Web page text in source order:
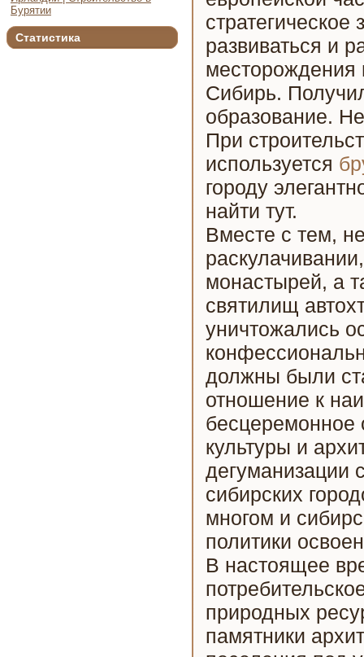
Бурятии
Статистика
развиваться и
месторождения
Сибирь.
образование.
При
используется
городу
найти тут.
Вместе с тем,
монастырей, а
святилищ
уничтожались
должны были
отношение к
бесцеремонное
культуры и
дегуманизации
сибирских
многом и
политики
В настоящее
природных
памятники